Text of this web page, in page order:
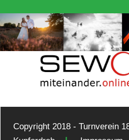
Copyright 2018 - Turnverein